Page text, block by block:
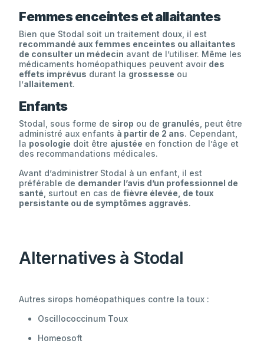
Femmes enceintes et allaitantes
Bien que Stodal soit un traitement doux, il est
recommandé aux femmes enceintes ou allaitantes
de consulter un médecin avant de l’utiliser. Même les
médicaments homéopathiques peuvent avoir des
effets imprévus durant la grossesse ou
l’allaitement.
Enfants
Stodal, sous forme de sirop ou de granulés , peut être
administré aux enfants à partir de 2 ans. Cependant,
la posologie doit être ajustée en fonction de l’âge et
des recommandations médicales.
Avant d’administrer Stodal à un enfant, il est
préférable de demander l’avis d’un professionnel de
santé , surtout en cas de fièvre élevée, de toux
persistante ou de symptômes aggravés.
Alternatives à Stodal
Autres sirops homéopathiques contre la toux :
Oscillococcinum Toux
Homeosoft